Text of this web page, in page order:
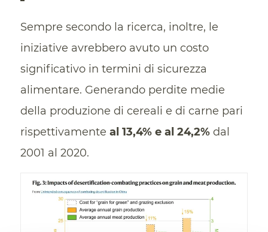
Sempre secondo la ricerca, inoltre, le
iniziative avrebbero avuto un costo
significativo in termini di sicurezza
alimentare. Generando perdite medie
della produzione di cereali e di carne pari
rispettivamente al 13,4% e al 24,2%dal
2001 al 2020.